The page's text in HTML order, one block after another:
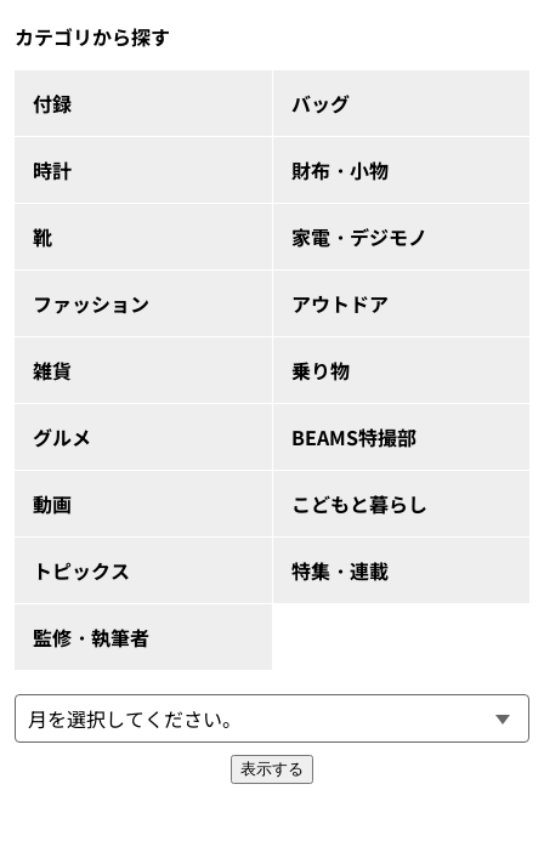
カテゴリから探す
付録 バッグ
時計 財布・小物
靴 家電・デジモノ
ファッション アウトドア
雑貨 乗り物
グルメ BEAMS特撮部
動画 こどもと暮らし
トピックス 特集・連載
監修・執筆者
表示する